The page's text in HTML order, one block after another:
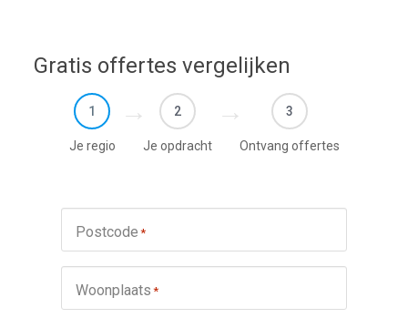
Gratis offertes vergelijken
1
Je regio
2
Je opdracht
3
Ontvang offertes
Postcode *
Woonplaats *